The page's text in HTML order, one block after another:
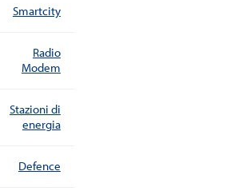
Smartcity
Radio
Modem
Stazioni di
energia
Defence